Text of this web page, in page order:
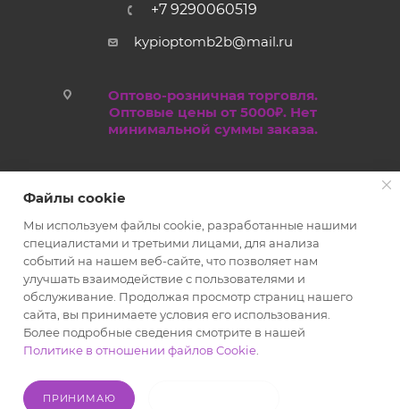
+7 9290060519
kypioptomb2b@mail.ru
Оптово-розничная торговля.
Оптовые цены от 5000₽. Нет
минимальной суммы заказа.
2019 - 2026 © Kypioptom.ru оптово-розничный интернет-
магазин
Файлы cookie
Мы используем файлы cookie, разработанные нашими
специалистами и третьими лицами, для анализа
событий на нашем веб-сайте, что позволяет нам
улучшать взаимодействие с пользователями и
обслуживание. Продолжая просмотр страниц нашего
сайта, вы принимаете условия его использования.
Более подробные сведения смотрите в нашей
Политике в отношении файлов Cookie
ПРИНИМАЮ